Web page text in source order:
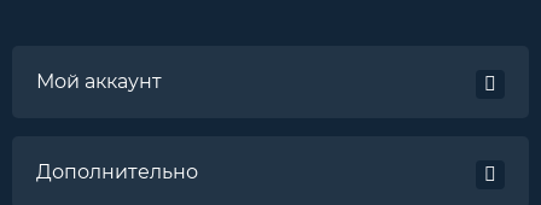
Мой аккаунт
Дополнительно